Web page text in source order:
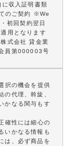
収入証明書類
のご契約 ※We
初回契約翌日
用となります
式会社 貸金業
員第000003号
択の機会を提供
の代理、斡旋、
かなる関与もす
確性には細心の
いかなる情報も
は、必ず商品を